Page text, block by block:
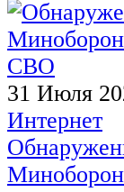
31 Июля
Интернет